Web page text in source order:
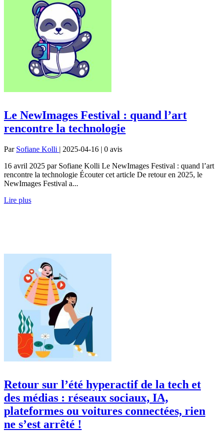
Le NewImages Festival : quand l’art
rencontre la technologie
Par Sofiane Kolli | 2025-04-16 | 0 avis
16 avril 2025 par Sofiane Kolli Le NewImages Festival : quand l’art
rencontre la technologie Écouter cet article De retour en 2025, le
NewImages Festival a...
Lire plus
Retour sur l’été hyperactif de la tech et
des médias : réseaux sociaux, IA,
plateformes ou voitures connectées, rien
ne s’est arrêté !